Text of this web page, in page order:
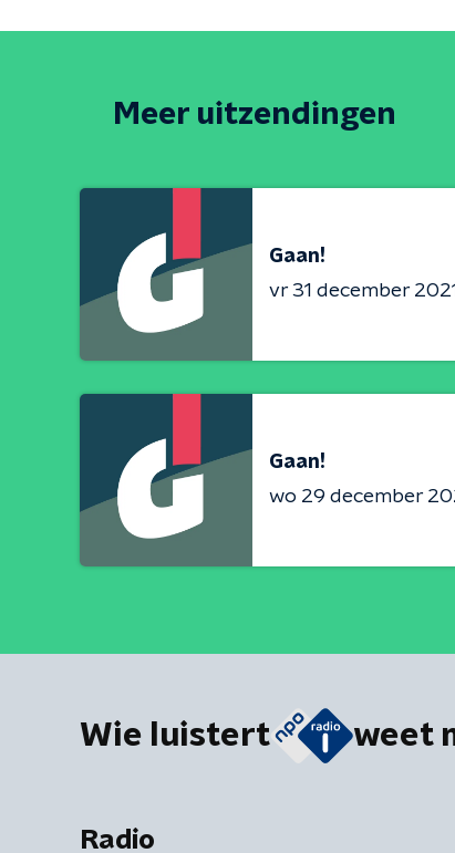
Meer uitzendingen
Gaan!
vr 31 december 2021
Gaan!
wo 29 december
Wie luistert weet
Radio